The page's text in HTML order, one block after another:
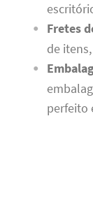
Fretes
de
perfeito